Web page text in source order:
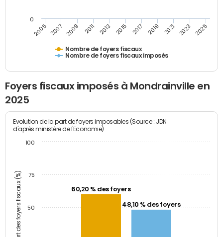
Nombre de foyers fiscaux
Nombre de foyers fiscaux imposés
2005 2007 2009 2011 2013 2015 2017 2019 2021 2023 2025
0
Foyers fiscaux imposés à Mondrainville en
2025
Part des foyers fiscaux (%)
Evolution de la part de foyers imposables (Source : JDN
d'après ministère de l'Economie)
60,20 % des foyers
48,10 % des foyers
50
75
100